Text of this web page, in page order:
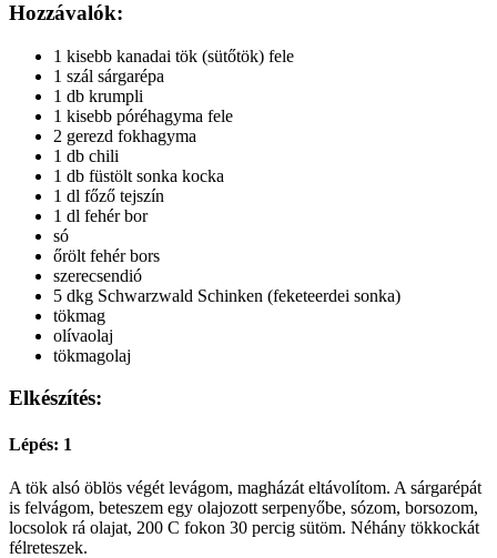
Hozzávalók:
1 kisebb kanadai tök (sütőtök) fele
1 szál sárgarépa
1 db krumpli
1 kisebb póréhagyma fele
2 gerezd fokhagyma
1 db chili
1 db füstölt sonka kocka
1 dl főző tejszín
1 dl fehér bor
só
őrölt fehér bors
szerecsendió
5 dkg Schwarzwald Schinken (feketeerdei sonka)
tökmag
olívaolaj
tökmagolaj
Elkészítés:
Lépés: 1
A tök alsó öblös végét levágom, magházát eltávolítom. A sárgarépát
is felvágom, beteszem egy olajozott serpenyőbe, sózom, borsozom,
locsolok rá olajat, 200 C fokon 30 percig sütöm. Néhány tökkockát
félreteszek.